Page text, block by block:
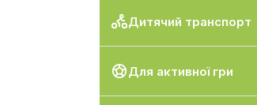
Дитячий транспорт
Для активної гри